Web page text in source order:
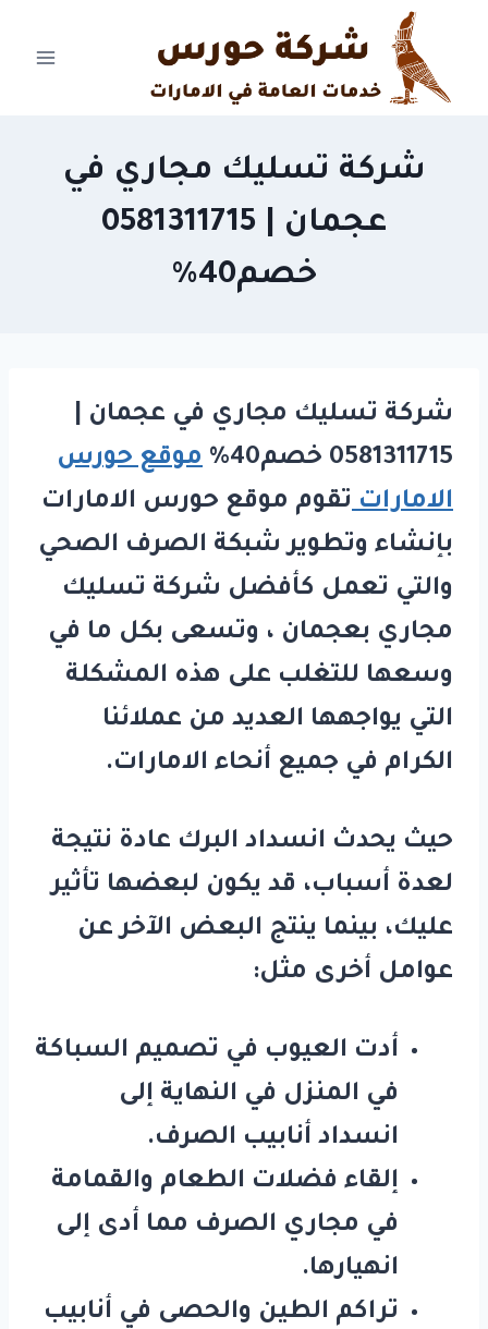
content
شركة تسليك مجاري في
عجمان | 0581311715
خصم40%
شركة تسليك مجاري في عجمان |
0581311715 خصم40%
موقع حورس
الاماراتتقوم موقع حورس الامارات
بإنشاء وتطوير شبكة الصرف الصحي
والتي تعمل كأفضل شركة تسليك
مجاري بعجمان ، وتسعى بكل ما في
وسعها للتغلب على هذه المشكلة
التي يواجهها العديد من عملائنا
الكرام في جميع أنحاء الامارات.
حيث يحدث انسداد البرك عادة نتيجة
لعدة أسباب، قد يكون لبعضها تأثير
عليك، بينما ينتج البعض الآخر عن
عوامل أخرى مثل:
أدت العيوب في تصميم السباكة
في المنزل في النهاية إلى
انسداد أنابيب الصرف.
إلقاء فضلات الطعام والقمامة
في مجاري الصرف مما أدى إلى
انهيارها.
تراكم الطين والحصى في أنابيب